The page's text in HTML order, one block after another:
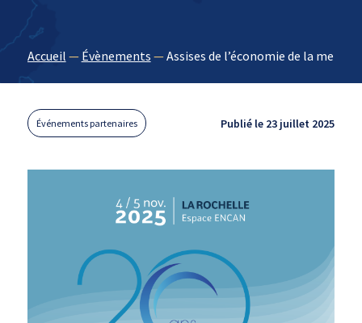
Accueil — Évènements —Assises de l’économie de la mer
Événements partenaires Publié le 23 juillet 2025